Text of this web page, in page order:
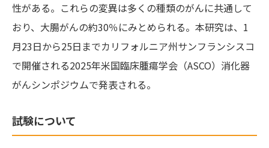
性がある。これらの変異は多くの種類のがんに共通して
おり、大腸がんの約30％にみとめられる。本研究は、1
月23日から25日までカリフォルニア州サンフランシスコ
で開催される2025年米国臨床腫瘍学会（ASCO）消化器
がんシンポジウムで発表される。
試験について